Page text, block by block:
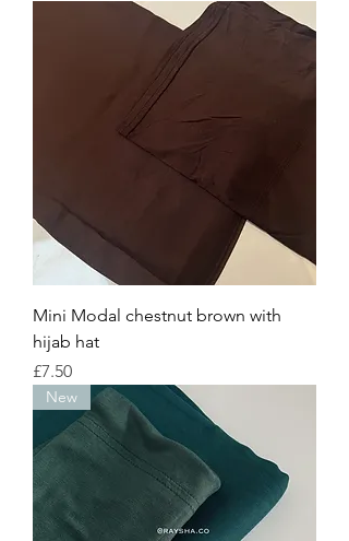
Mini Modal chestnut brown with
hijab hat
Price
£7.50
New